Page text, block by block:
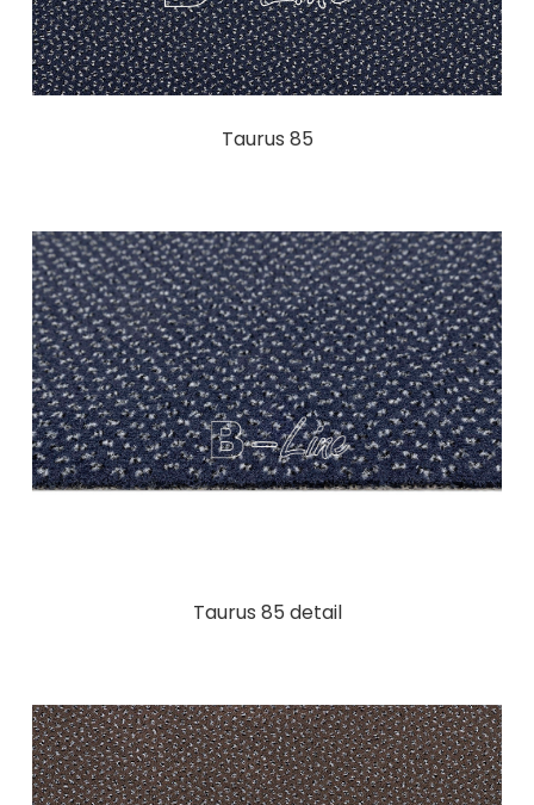
Taurus 85
Taurus 85 detail